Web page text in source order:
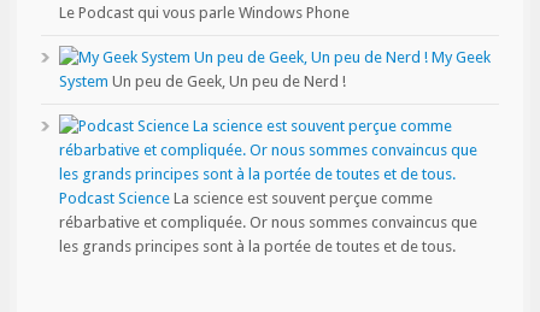
Le Podcast qui vous parle Windows Phone
My Geek
System Un peu de Geek, Un peu de Nerd !
Podcast Science La science est souvent perçue comme
rébarbative et compliquée. Or nous sommes convaincus que
les grands principes sont à la portée de toutes et de tous.